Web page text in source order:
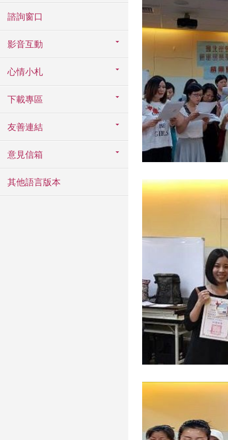
諮詢窗口
影音互動
心情小札
下載專區
友善連結
意見信箱
其他語言版本